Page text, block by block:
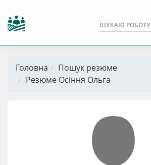
ШУКАЮ РОБОТУ
Головна
Пошук резюме
Резюме Осіння Ольга